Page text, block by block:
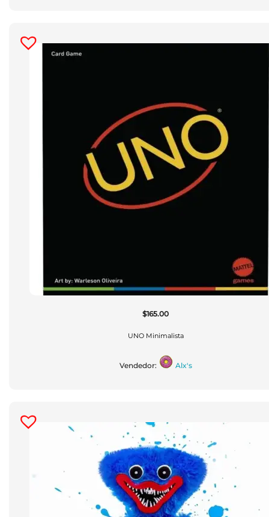
$165.00
UNO Minimalista
Vendedor: Alx's